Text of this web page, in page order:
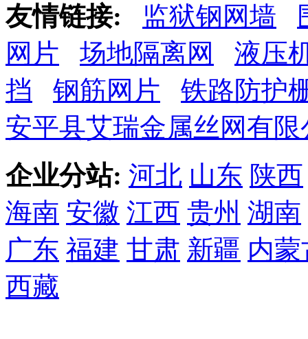
友情链接:
监狱钢网墙
网片
场地隔离网
液压
挡
钢筋网片
铁路防护
安平县艾瑞金属丝网有限
企业分站: 河北 山东 陕西
海南 安徽 江西 贵州 湖南
广东 福建 甘肃 新疆 内蒙
西藏